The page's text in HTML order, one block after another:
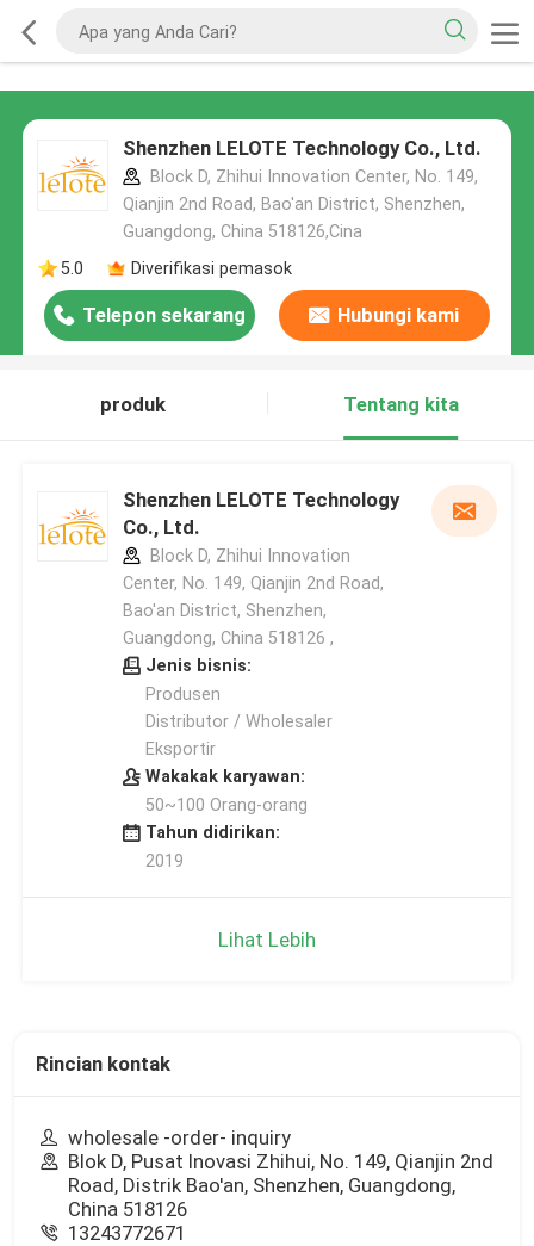
Shenzhen LELOTE Technology Co., Ltd.
Block D, Zhihui Innovation Center, No. 149,
Qianjin 2nd Road, Bao'an District, Shenzhen,
Guangdong, China 518126,Cina
5.0
Diverifikasi pemasok
Telepon sekarang Hubungi kami
produk Tentang kita
Shenzhen LELOTE Technology
Co., Ltd.
Block D, Zhihui Innovation
Center, No. 149, Qianjin 2nd Road,
Bao'an District, Shenzhen,
Guangdong, China 518126 ,
Jenis bisnis:
Produsen
Distributor / Wholesaler
Eksportir
Wakakak karyawan:
50~100 Orang-orang
Tahun didirikan:
2019
Lihat Lebih
Rincian kontak
wholesale -order- inquiry
Blok D, Pusat Inovasi Zhihui, No. 149, Qianjin 2nd
Road, Distrik Bao'an, Shenzhen, Guangdong,
China 518126
13243772671